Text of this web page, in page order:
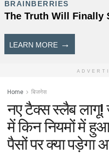
Home बिजनेस
नए टैक्स स्लैब लागू!
में किन नियमों में
पैसों पर क्या पड़ेगा